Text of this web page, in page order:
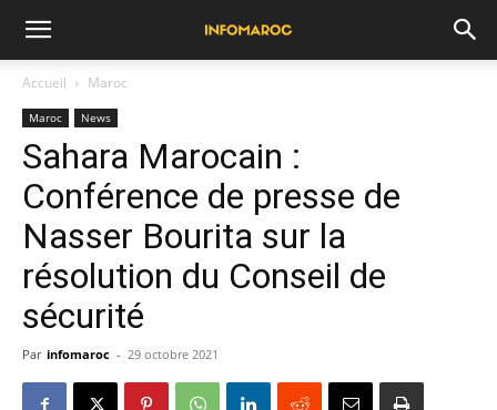
Accueil Maroc
Maroc News
Sahara Marocain :
Conférence de presse de
Nasser Bourita sur la
résolution du Conseil de
sécurité
Par infomaroc - 29 octobre 2021